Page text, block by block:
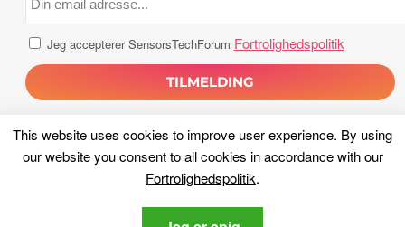
This website uses cookies to improve user experience. By using
our website you consent to all cookies in accordance with our
Fortrolighedspolitik.
Jeg accepterer SensorsTechForum Fortrolighedspolitik
Ophavsret 2026, Sensorer Tech Forum. Alle rettigheder